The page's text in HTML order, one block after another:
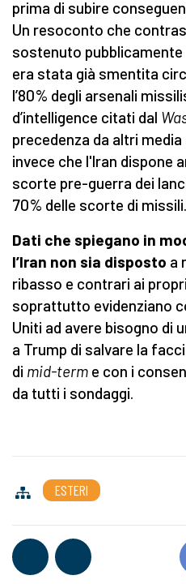
prima di subire
Un resoconto che
sostenuto pubblicamente
era stata già smentita
l’80% degli arsenali
d’intelligence citati dal
precedenza da altri
invece che l'Iran dispone
scorte pre-guerra dei
70% delle scorte di missili.
Dati che spiegano in
l’Iran non sia disposto a
ribasso e contrari ai
soprattutto evidenziano
Uniti ad avere bisogno di
a Trump di salvare la
di mid-term e con i
da tutti i sondaggi.
ESTERI